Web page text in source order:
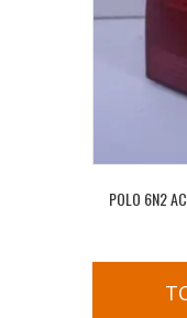
POLO 6N2